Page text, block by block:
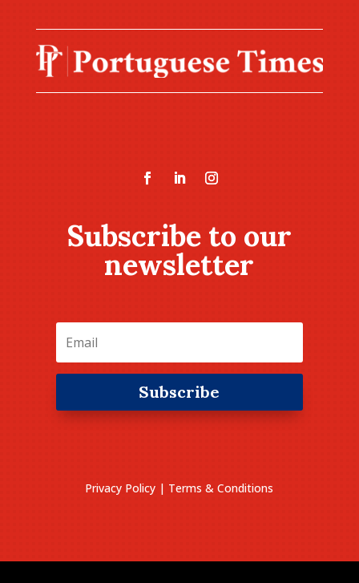
Subscribe to our
newsletter
Subscribe
Privacy Policy | Terms & Conditions